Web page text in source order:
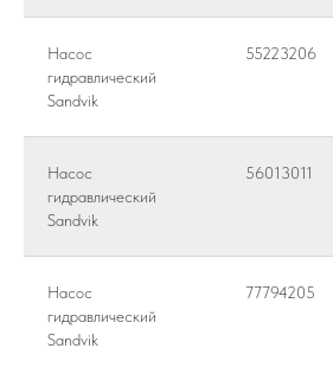
Насос
гидравлический
Sandvik
55223206
Насос
гидравлический
Sandvik
56013011
Насос
гидравлический
Sandvik
77794205